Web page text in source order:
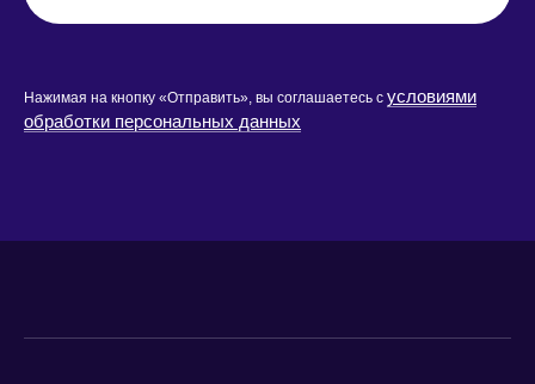
Нажимая на кнопку «Отправить», вы соглашаетесь с условиями
обработки персональных данных